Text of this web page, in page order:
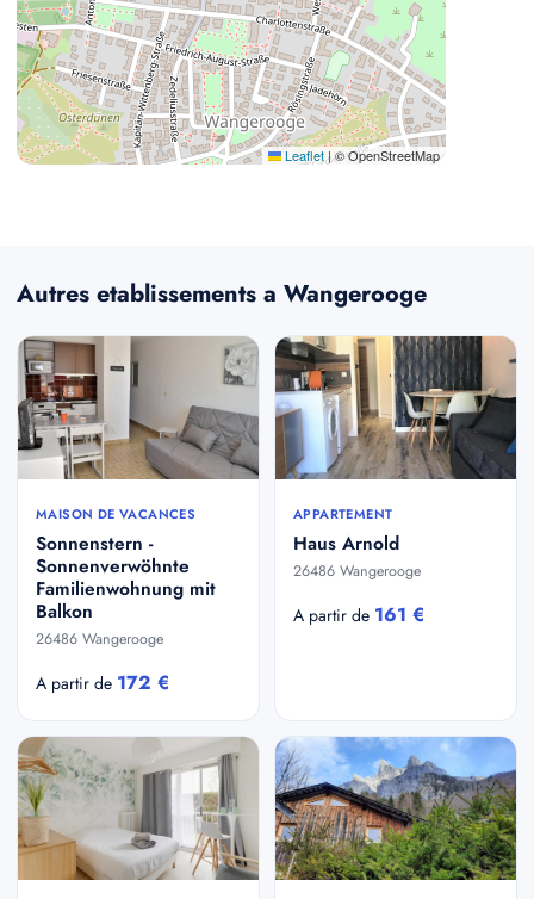
Leaflet|© OpenStreetMap
Autres etablissements a Wangerooge
MAISON DE VACANCES
Sonnenstern -
Sonnenverwöhnte
Familienwohnung mit
Balkon
26486 Wangerooge
A partir de 172 €
APPARTEMENT
Haus Arnold
26486 Wangerooge
A partir de 161 €